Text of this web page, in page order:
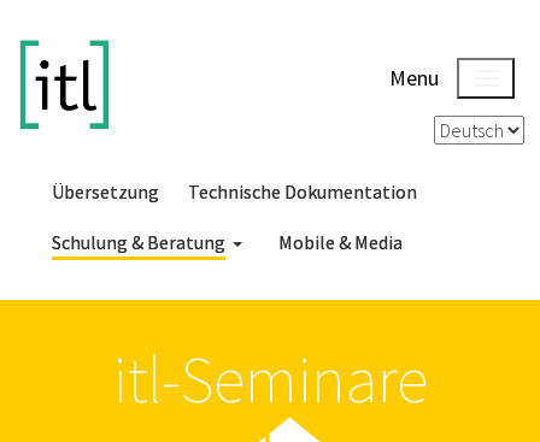
Menu
Übersetzung Technische Dokumentation
Schulung & Beratung Mobile & Media
itl-Seminare